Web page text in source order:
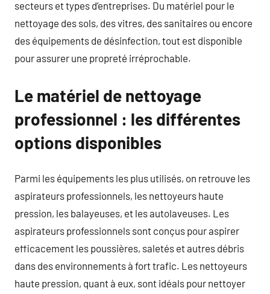
secteurs et types d’entreprises. Du matériel pour le
nettoyage des sols, des vitres, des sanitaires ou encore
des équipements de désinfection, tout est disponible
pour assurer une propreté irréprochable.
Le matériel de nettoyage
professionnel : les différentes
options disponibles
Parmi les équipements les plus utilisés, on retrouve les
aspirateurs professionnels, les nettoyeurs haute
pression, les balayeuses, et les autolaveuses. Les
aspirateurs professionnels sont conçus pour aspirer
efficacement les poussières, saletés et autres débris
dans des environnements à fort trafic. Les nettoyeurs
haute pression, quant à eux, sont idéals pour nettoyer